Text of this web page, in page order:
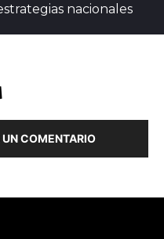
nacionales
COMENTARIO